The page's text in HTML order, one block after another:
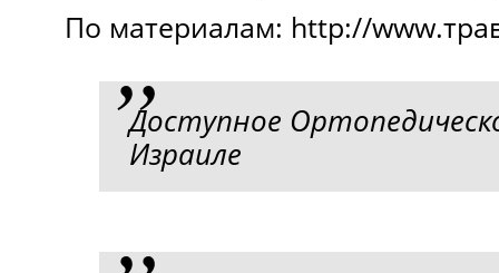
По материалам: http://
Доступное
Израиле